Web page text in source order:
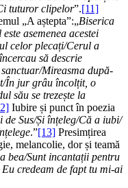
tuturor clipelor”.[11]
„A aștepta”:„Biserica
asemenea acestei
celor plecați/Cerul a
să descrie
Mireasma după-
În jur grâu încolțit, o
său se trezește la
Iubire și punct în poezia
de Sus/Și înțeleg/Că a iubi/
.”[13] Presimțirea
melancolie, dor și teamă
bea/Sunt incantații pentru
credeam de fapt tu mi-ai